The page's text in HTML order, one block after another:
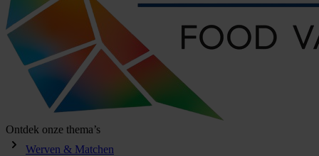
Ontdek onze thema’s
Werven & Matchen